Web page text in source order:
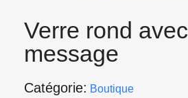
Verre rond avec
message
Catégorie Boutique